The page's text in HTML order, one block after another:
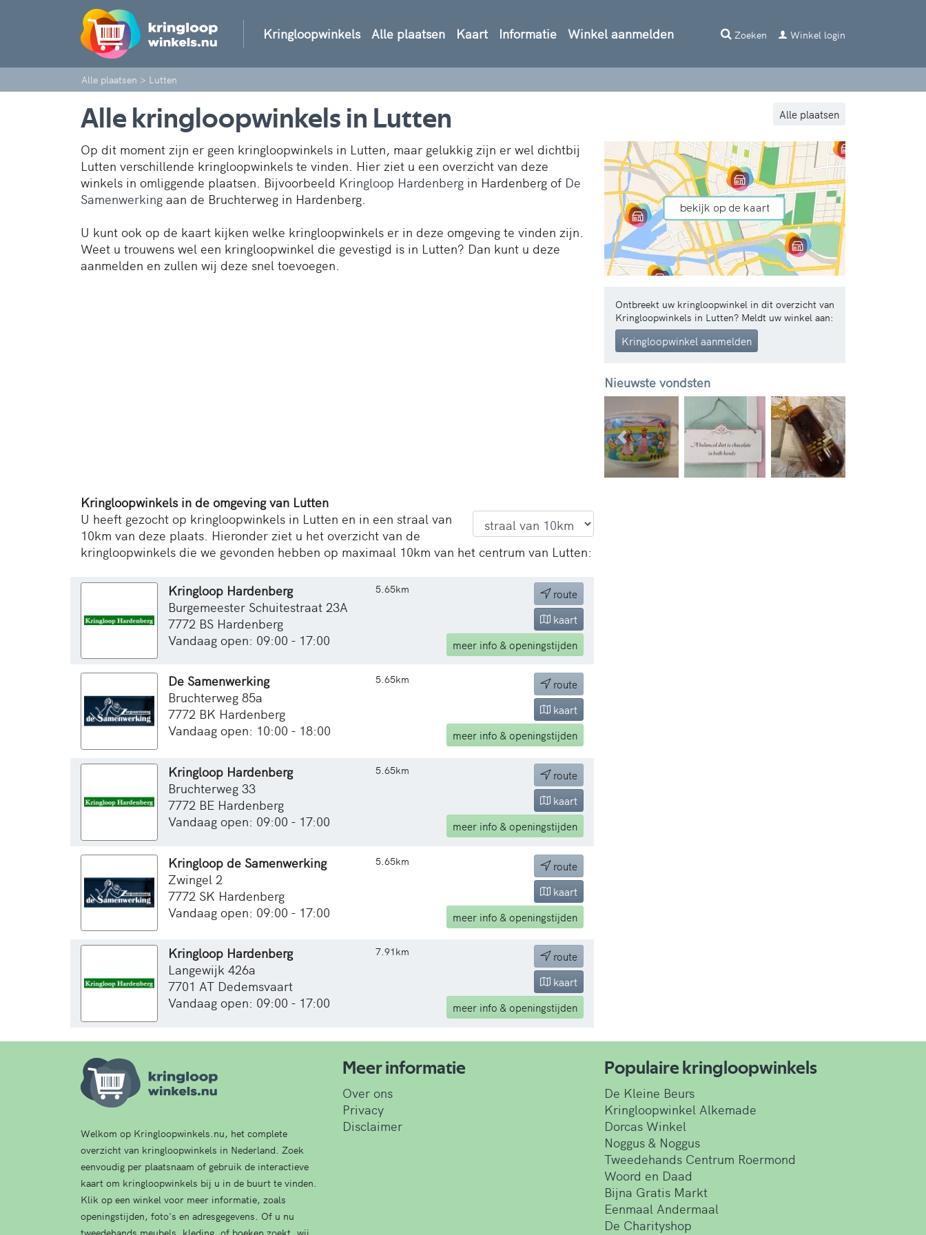
Kringloopwinkels Alle plaatsen Kaart Informatie Winkel aanmelden Zoeken Winkel login
Alle plaatsen > Lutten
Alle plaatsen
Alle kringloopwinkels in Lutten
Op dit moment zijn er geen kringloopwinkels in Lutten, maar gelukkig zijn er wel dichtbij
Lutten verschillende kringloopwinkels te vinden. Hier ziet u een overzicht van deze
winkels in omliggende plaatsen. Bijvoorbeeld Kringloop Hardenberg in Hardenberg of De
Samenwerking aan de Bruchterweg in Hardenberg.
U kunt ook op de kaart kijken welke kringloopwinkels er in deze omgeving te vinden zijn.
Weet u trouwens wel een kringloopwinkel die gevestigd is in Lutten? Dan kunt u deze
aanmelden en zullen wij deze snel toevoegen.
Kringloopwinkels in de omgeving van Lutten
U heeft gezocht op kringloopwinkels in Lutten en in een straal van
10km van deze plaats. Hieronder ziet u het overzicht van de
kringloopwinkels die we gevonden hebben op maximaal 10km van het centrum van Lutten:
5.65km
Kringloop Hardenberg
Burgemeester Schuitestraat 23A
7772 BS Hardenberg
Vandaag open: 09:00 - 17:00
route
kaart
meer info & openingstijden
5.65km
De Samenwerking
Bruchterweg 85a
7772 BK Hardenberg
Vandaag open: 10:00 - 18:00
route
kaart
meer info & openingstijden
5.65km
Kringloop Hardenberg
Bruchterweg 33
7772 BE Hardenberg
Vandaag open: 09:00 - 17:00
route
kaart
meer info & openingstijden
5.65km
Kringloop de Samenwerking
Zwingel 2
7772 SK Hardenberg
Vandaag open: 09:00 - 17:00
route
kaart
meer info & openingstijden
7.91km
Kringloop Hardenberg
Langewijk 426a
7701 AT Dedemsvaart
Vandaag open: 09:00 - 17:00
route
kaart
meer info & openingstijden
Ontbreekt uw kringloopwinkel in dit overzicht van
Kringloopwinkels in Lutten? Meldt uw winkel aan:
Kringloopwinkel aanmelden
Nieuwste vondsten
Vorige Volgende
Welkom op Kringloopwinkels.nu, het complete
overzicht van kringloopwinkels in Nederland. Zoek
eenvoudig per plaatsnaam of gebruik de interactieve
kaart om kringloopwinkels bij u in de buurt te vinden.
Klik op een winkel voor meer informatie, zoals
openingstijden, foto's en adresgegevens. Of u nu
Meer informatie
Over ons
Privacy
Disclaimer
Populaire kringloopwinkels
De Kleine Beurs
Kringloopwinkel Alkemade
Dorcas Winkel
Noggus & Noggus
Tweedehands Centrum Roermond
Woord en Daad
Bijna Gratis Markt
Eenmaal Andermaal
De Charityshop